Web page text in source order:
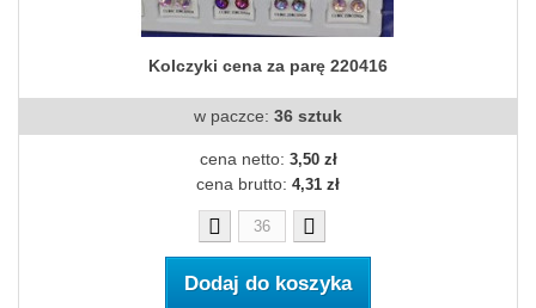
Kolczyki cena za parę 220416
w paczce: 36 sztuk
cena netto: 3,50 zł
cena brutto: 4,31 zł
Dodaj do koszyka